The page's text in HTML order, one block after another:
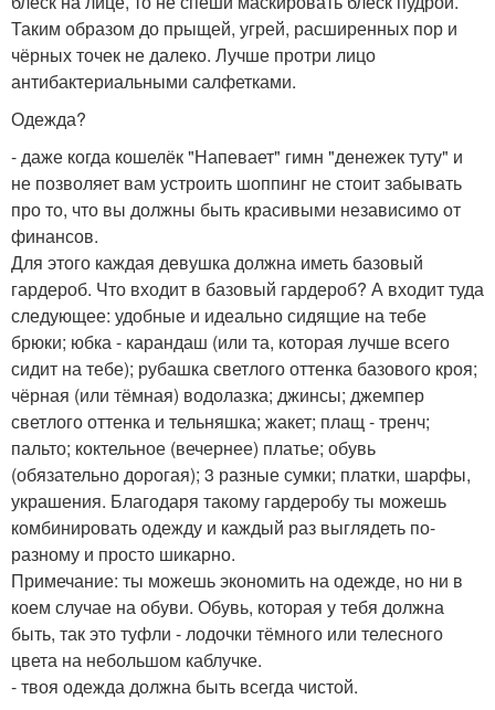
Таким образом до прыщей, угрей, расширенных пор и
чёрных точек не далеко. Лучше протри лицо
антибактериальными салфетками.
Одежда?
- даже когда кошелёк "Напевает" гимн "денежек туту" и
не позволяет вам устроить шоппинг не стоит забывать
про то, что вы должны быть красивыми независимо от
финансов.
Для этого каждая девушка должна иметь базовый
гардероб. Что входит в базовый гардероб? А входит туда
следующее: удобные и идеально сидящие на тебе
брюки; юбка - карандаш (или та, которая лучше всего
сидит на тебе); рубашка светлого оттенка базового кроя;
чёрная (или тёмная) водолазка; джинсы; джемпер
светлого оттенка и тельняшка; жакет; плащ - тренч;
пальто; коктельное (вечернее) платье; обувь
(обязательно дорогая); 3 разные сумки; платки, шарфы,
украшения. Благодаря такому гардеробу ты можешь
комбинировать одежду и каждый раз выглядеть по-
разному и просто шикарно.
Примечание: ты можешь экономить на одежде, но ни в
коем случае на обуви. Обувь, которая у тебя должна
быть, так это туфли - лодочки тёмного или телесного
цвета на небольшом каблучке.
- твоя одежда должна быть всегда чистой.